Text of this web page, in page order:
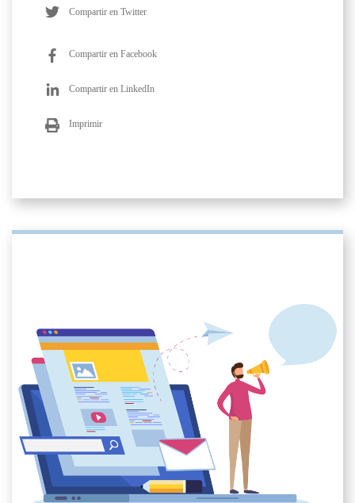
Compartir en Twitter
Compartir en Facebook
Compartir en LinkedIn
Imprimir